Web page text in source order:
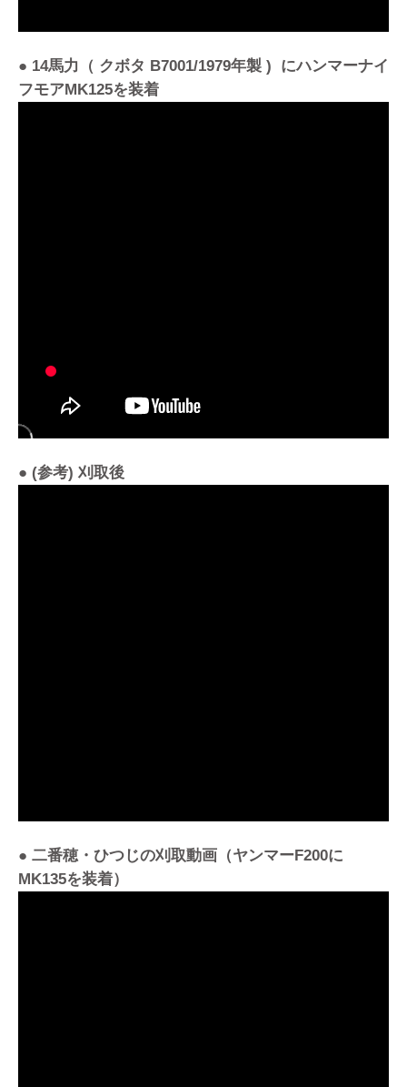
● 14馬力（ クボタ B7001/1979年製 ) にハンマーナイ
フモアMK125を装着
● (参考) 刈取後
● 二番穂・ひつじの刈取動画（ヤンマーF200に
MK135を装着）